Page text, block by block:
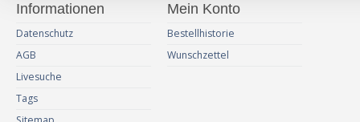
Informationen
Datenschutz
AGB
Livesuche
Tags
Mein Konto
Bestellhistorie
Wunschzettel